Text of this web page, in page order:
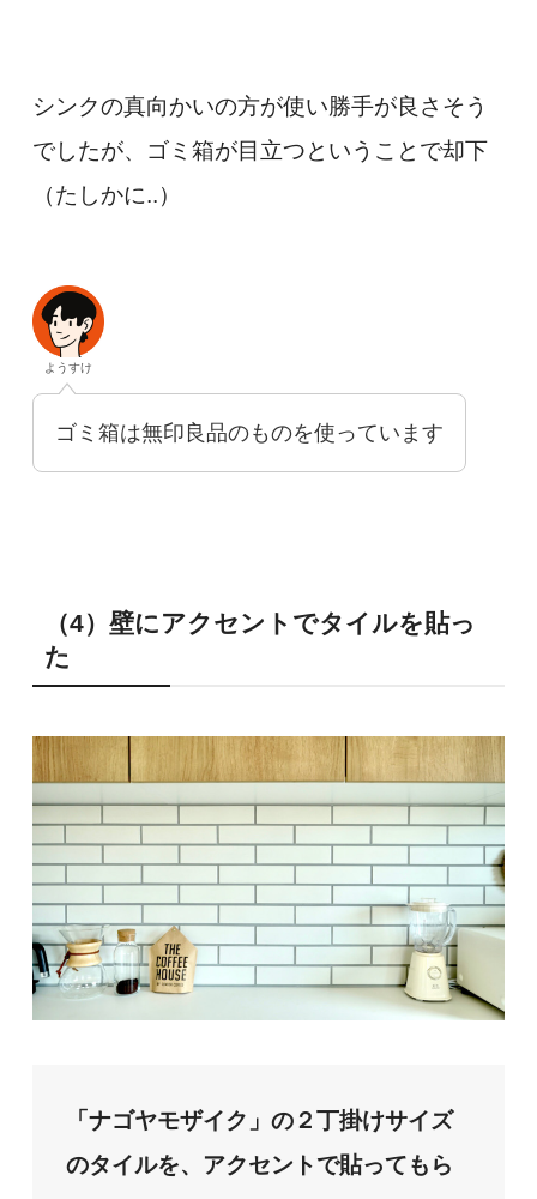
シンクの真向かいの方が使い勝手が良さそう
でしたが、ゴミ箱が目立つということで却下
（たしかに..）
ようすけ
ゴミ箱は無印良品のものを使っています
（4）壁にアクセントでタイルを貼っ
た
「ナゴヤモザイク」の２丁掛けサイズ
のタイルを、アクセントで貼ってもら